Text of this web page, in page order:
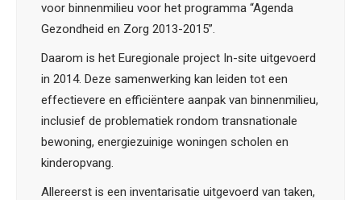
voor binnenmilieu voor het programma “Agenda
Gezondheid en Zorg 2013-2015”.
Daarom is het Euregionale project In-site uitgevoerd
in 2014. Deze samenwerking kan leiden tot een
effectievere en efficiëntere aanpak van binnenmilieu,
inclusief de problematiek rondom transnationale
bewoning, energiezuinige woningen scholen en
kinderopvang.
Allereerst is een inventarisatie uitgevoerd van taken,